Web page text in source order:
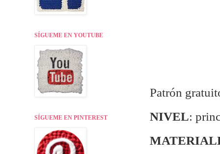
Patrón
NIVEL:
SÍGUEME EN YOUTUBE
SÍGUEME EN PINTEREST